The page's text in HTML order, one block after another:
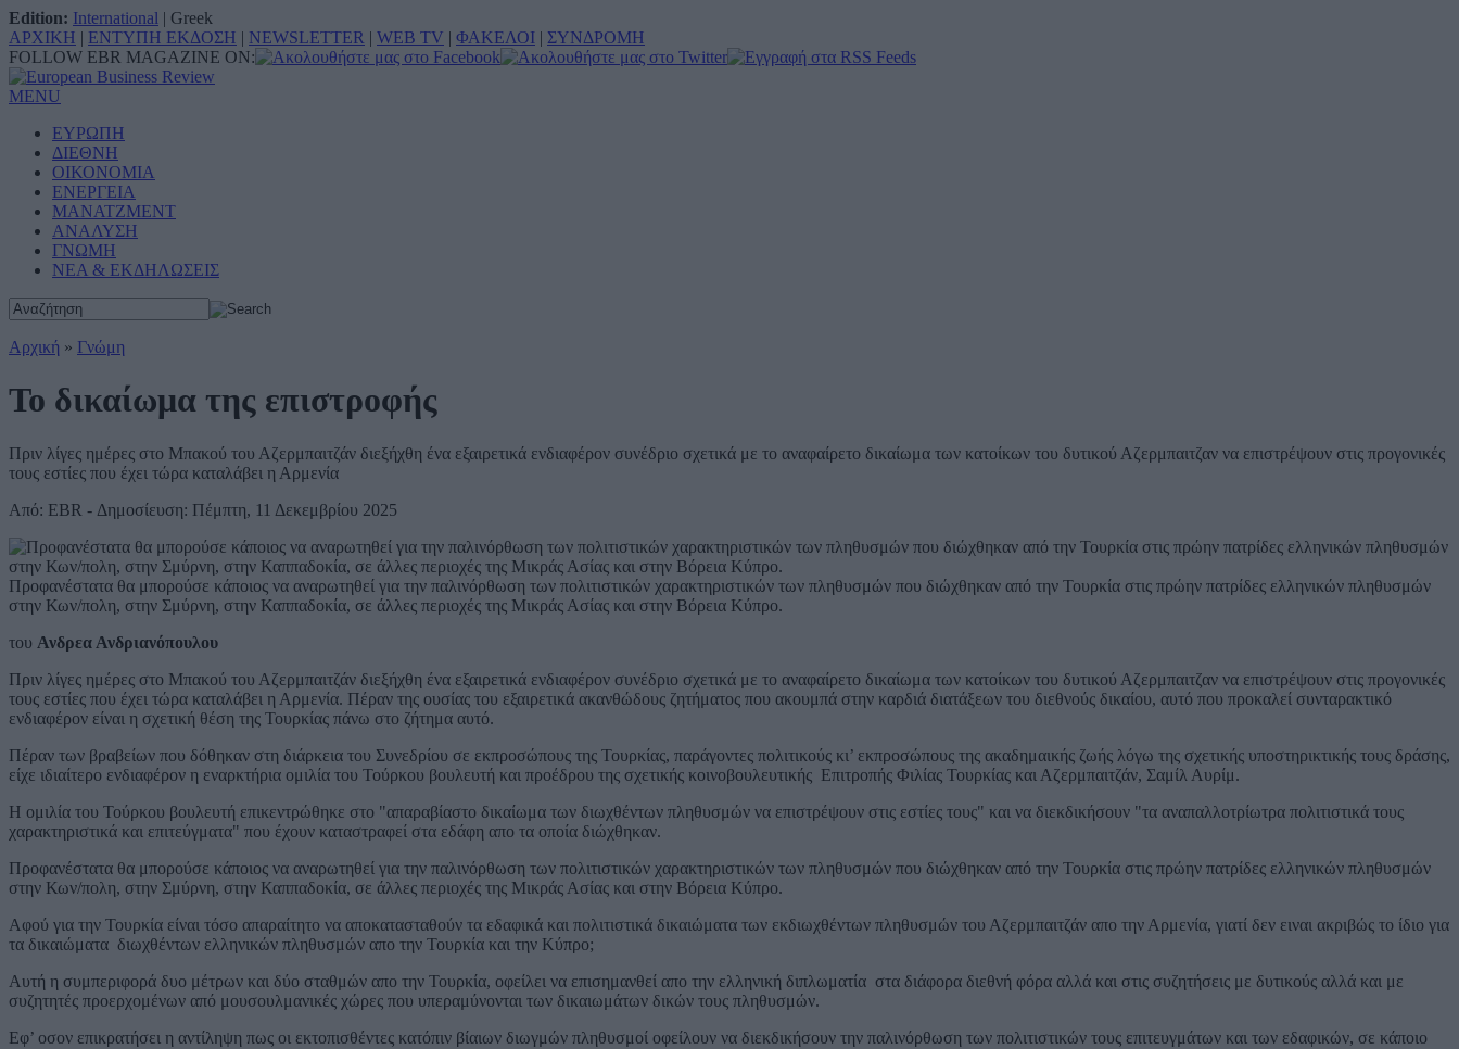
Edition: International | Greek
ΑΡΧΙΚΗ | ΕΝΤΥΠΗ ΕΚΔΟΣΗ | NEWSLETTER | WEB TV | ΦΑΚΕΛΟΙ | ΣΥΝΔΡΟΜΗ
FOLLOW EBR MAGAZINE ON:
MENU
ΕΥΡΩΠΗ
ΔΙΕΘΝΗ
ΟΙΚΟΝΟΜΙΑ
ΕΝΕΡΓΕΙΑ
ΜΑΝΑΤΖΜΕΝΤ
ΑΝΑΛΥΣΗ
ΓΝΩΜΗ
ΝΕΑ & ΕΚΔΗΛΩΣΕΙΣ
Αρχική » Γνώμη
Το δικαίωμα της επιστροφής
Πριν λίγες ημέρες στο Μπακού του Αζερμπαιτζάν διεξήχθη ένα εξαιρετικά ενδιαφέρον συνέδριο σχετικά με το αναφαίρετο δικαίωμα των κατοίκων του δυτικού Αζερμπαιτζαν να επιστρέψουν στις προγονικές
τους εστίες που έχει τώρα καταλάβει η Αρμενία
Από: EBR - Δημοσίευση: Πέμπτη, 11 Δεκεμβρίου 2025
Προφανέστατα θα μπορούσε κάποιος να αναρωτηθεί για την παλινόρθωση των πολιτιστικών χαρακτηριστικών των πληθυσμών που διώχθηκαν από την Τουρκία στις πρώην πατρίδες ελληνικών πληθυσμών
στην Κων/πολη, στην Σμύρνη, στην Καππαδοκία, σε άλλες περιοχές της Μικράς Ασίας και στην Βόρεια Κύπρο.
του Ανδρεα Ανδριανόπουλου
Πριν λίγες ημέρες στο Μπακού του Αζερμπαιτζάν διεξήχθη ένα εξαιρετικά ενδιαφέρον συνέδριο σχετικά με το αναφαίρετο δικαίωμα των κατοίκων του δυτικού Αζερμπαιτζαν να επιστρέψουν στις προγονικές
τους εστίες που έχει τώρα καταλάβει η Αρμενία. Πέραν της ουσίας του εξαιρετικά ακανθώδους ζητήματος που ακουμπά στην καρδιά διατάξεων του διεθνούς δικαίου, αυτό που προκαλεί συνταρακτικό
ενδιαφέρον είναι η σχετική θέση της Τουρκίας πάνω στο ζήτημα αυτό.
Πέραν των βραβείων που δόθηκαν στη διάρκεια του Συνεδρίου σε εκπροσώπους της Τουρκίας, παράγοντες πολιτικούς κι’ εκπροσώπους της ακαδημαικής ζωής λόγω της σχετικής υποστηρικτικής τους δράσης,
είχε ιδιαίτερο ενδιαφέρον η εναρκτήρια ομιλία του Τούρκου βουλευτή και προέδρου της σχετικής κοινοβουλευτικής Επιτροπής Φιλίας Τουρκίας και Αζερμπαιτζάν, Σαμίλ Αυρίμ.
Η ομιλία του Τούρκου βουλευτή επικεντρώθηκε στο "απαραβίαστο δικαίωμα των διωχθέντων πληθυσμών να επιστρέψουν στις εστίες τους" και να διεκδικήσουν "τα αναπαλλοτρίωτρα πολιτιστικά τους
χαρακτηριστικά και επιτεύγματα" που έχουν καταστραφεί στα εδάφη απο τα οποία διώχθηκαν.
Προφανέστατα θα μπορούσε κάποιος να αναρωτηθεί για την παλινόρθωση των πολιτιστικών χαρακτηριστικών των πληθυσμών που διώχθηκαν από την Τουρκία στις πρώην πατρίδες ελληνικών πληθυσμών
στην Κων/πολη, στην Σμύρνη, στην Καππαδοκία, σε άλλες περιοχές της Μικράς Ασίας και στην Βόρεια Κύπρο.
Αφού για την Τουρκία είναι τόσο απαραίτητο να αποκατασταθούν τα εδαφικά και πολιτιστικά δικαιώματα των εκδιωχθέντων πληθυσμών του Αζερμπαιτζάν απο την Αρμενία, γιατί δεν ειναι ακριβώς το ίδιο για
τα δικαιώματα διωχθέντων ελληνικών πληθυσμών απο την Τουρκία και την Κύπρο;
Αυτή η συμπεριφορά δυο μέτρων και δύο σταθμών απο την Τουρκία, οφείλει να επισημανθεί απο την ελληνική διπλωματία στα διάφορα διεθνή φόρα αλλά και στις συζητήσεις με δυτικούς αλλά και με
συζητητές προερχομένων από μουσουλμανικές χώρες που υπεραμύνονται των δικαιωμάτων δικών τους πληθυσμών.
Εφ’ οσον επικρατήσει η αντίληψη πως οι εκτοπισθέντες κατόπιν βίαιων διωγμών πληθυσμοί οφείλουν να διεκδικήσουν την παλινόρθωση των πολιτιστικών τους επιτευγμάτων και των εδαφικών, σε κάποιο